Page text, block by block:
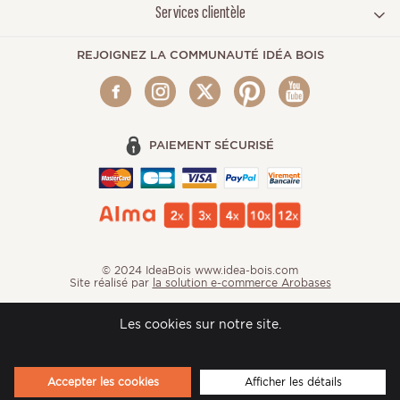
Services clientèle
REJOIGNEZ LA COMMUNAUTÉ IDÉA BOIS
PAIEMENT SÉCURISÉ
© 2024 IdeaBois www.idea-bois.com
Site réalisé par la solution e-commerce Arobases
Les cookies sur notre site.
Accepter les cookies Afficher les détails